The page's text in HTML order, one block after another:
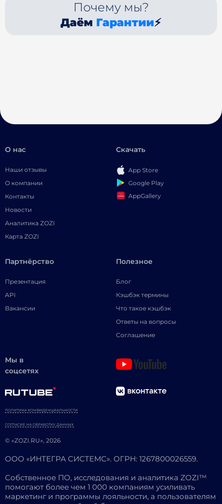
Почему мы?
Даём Гарантии⚡
О нас
Наши отзывы
О компании
Контакты
Новости
Аналитика ZOZI
Карта ZOZI
Скачать
App Store
Google Play
AppGallery
Партнёрство
Презентация
API
Вакансии
Полезное
Блог
Кэшбэк термины
Что такое кэшбэк
Ответы на вопросы
Соглашение
Мы в
соцсетях
© «ZOZI.RU», 2026
ПОЛИТИКА КОНФИДЕНЦИАЛЬНОСТИ
СОГЛАСИЕ НА ОБРАБОТКУ ДАННЫХ
ООО «ИНТЕГРА СИСТЕМС». ОГРН: 1267800026559.
Собственное ПО, исследования и аналитика ZOZI™
помогают более чем 1 000 компаниям усиливать
маркетинг и программы лояльности, а пользователям